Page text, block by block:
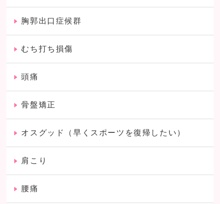
胸郭出口症候群
むち打ち損傷
頭痛
骨盤矯正
オスグッド（早くスポーツを復帰したい）
肩こり
腰痛